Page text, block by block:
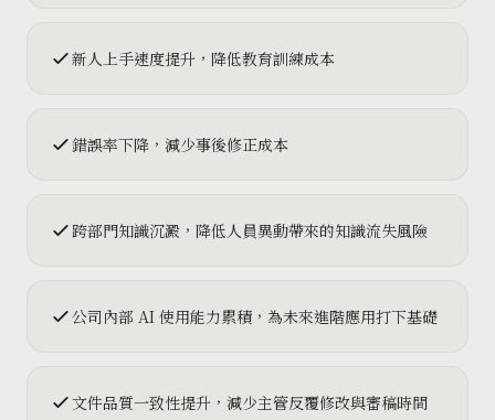
新人上手速度提升，降低教育訓練成本
錯誤率下降，減少事後修正成本
跨部門知識沉澱，降低人員異動帶來的知識流失風險
公司內部 AI 使用能力累積，為未來進階應用打下基礎
文件品質一致性提升，減少主管反覆修改與審稿時間